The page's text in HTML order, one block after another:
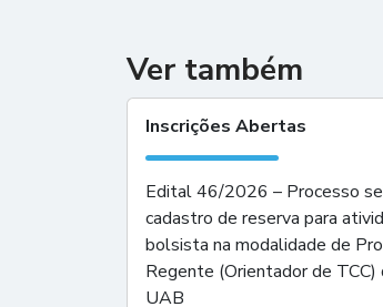
Ver também
Inscrições Abertas
Edital 46/2026 – Processo
cadastro de reserva para
bolsista na modalidade de
Regente (Orientador de TCC)
UAB